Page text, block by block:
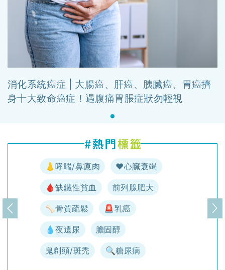
消化系統癌症 | 大腸癌、肝癌、胰臟癌、胃癌擠
身十大致命癌症！遇腹痛胃脹症狀勿輕視
👃哮喘/鼻瘜肉 ♥️心臟衰竭
🩸缺鐵性貧血 前列腺肥大
🦴骨質疏鬆 🚨乳癌
💧夜遺尿 膽固醇
鬼剃頭/斑禿 🔍糖尿病
上一頁 下